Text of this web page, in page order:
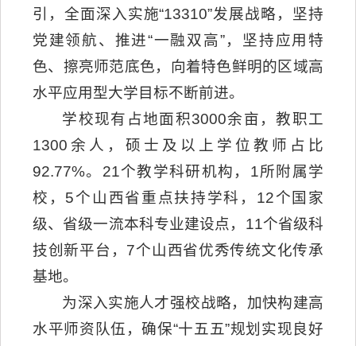
引，全面深入实施“13310”发展战略，坚持
党建领航、推进“一融双高”，坚持应用特
色、擦亮师范底色，向着特色鲜明的区域高
水平应用型大学目标不断前进。
学校现有占地面积3000余亩，教职工
1300余人，硕士及以上学位教师占比
92.77%。21个教学科研机构，1所附属学
校，5个山西省重点扶持学科，12个国家
级、省级一流本科专业建设点，11个省级科
技创新平台，7个山西省优秀传统文化传承
基地。
为深入实施人才强校战略，加快构建高
水平师资队伍，确保“十五五”规划实现良好